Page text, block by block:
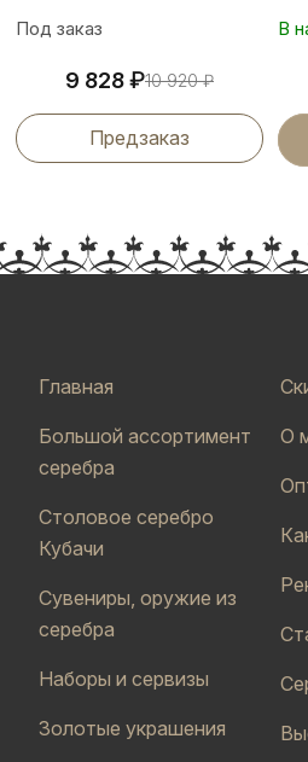
Под заказ
9 828₽10 920₽
Предзаказ
В
Главная
Большой ассортимент
серебра
Столовое серебро
Кубачи
Сувениры, оружие из
серебра
Наборы и сервизы
Золотые украшения
О